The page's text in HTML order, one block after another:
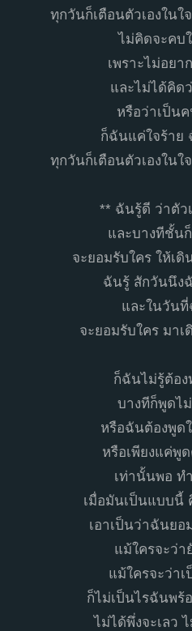
ทุกวันก็เตือนตัวเองใน
ไม่คิดจะคบ
เพราะไม่อยา
และไม่ได้คิด
หรือว่าเป็น
ก็ฉันแค่ใจร้าย
ทุกวันก็เตือนตัวเองใน
** ฉันรู้ดี ว่าตัว
และบางทีชั้น
จะยอมรับใคร ให้เ
ฉันรู้ สักวันนึง
และในวัน
จะยอมรับใคร มา
ก็ฉันไม่รู้ต้อง
บางทีก็พูดไ
หรือฉันต้องพูด
หรือเพียงแค่พู
เท่านั้นพอ ท
เมื่อมันเป็นแบบนี้
เอาเป็นว่าฉันย
แม้ใครจะว่า
แม้ใครจะว่า
ก็ไม่เป็นไรฉันพร้
ไม่ได้พึ่งจะเลว